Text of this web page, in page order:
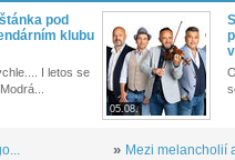
pod
klubu
I letos se
05.08.
» Mezi melancholií